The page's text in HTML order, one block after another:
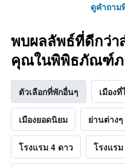
ดูคำถา
พบผลลัพธ์ที่ดีกว่า
คุณในพิพิธภัณฑ์ภ
ตัวเลือกที่พักอื่นๆ เมือง
เมืองยอดนิยม ย่านต่าง
โรงแรม 4 ดาว โรงแร